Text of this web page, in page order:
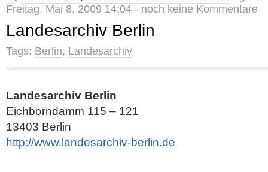
Freitag, Mai 8, 2009 14:04 - noch keine Kommentare
Landesarchiv Berlin
Tags: Berlin, Landesarchiv
Landesarchiv Berlin
Eichborndamm 115 – 121
13403 Berlin
http://www.landesarchiv-berlin.de